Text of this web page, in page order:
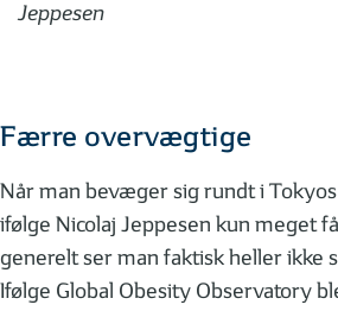
Jeppesen
Færre overvægtige
Når man bevæger sig rundt i
ifølge Nicolaj Jeppesen kun meget
generelt ser man faktisk heller
Ifølge Global Obesity Observatory